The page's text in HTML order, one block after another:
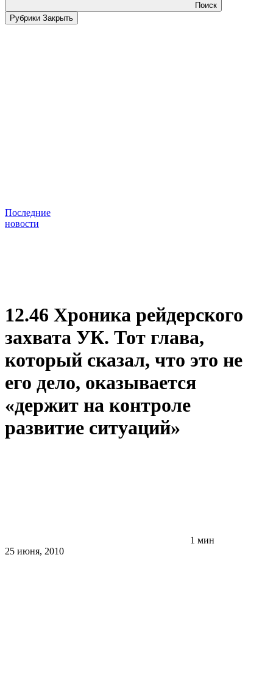
Поиск
Рубрики Закрыть
Последние
новости
12.46 Хроника рейдерского
захвата УК. Тот глава,
который сказал, что это не
его дело, оказывается
«держит на контроле
развитие ситуаций»
1 мин
25 июня, 2010